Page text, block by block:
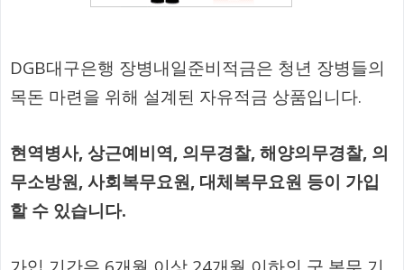
DGB대구은행 장병내일준비적금은 청년 장병들의
목돈 마련을 위해 설계된 자유적금 상품입니다.
현역병사, 상근예비역, 의무경찰, 해양의무경찰, 의
무소방원, 사회복무요원, 대체복무요원 등이 가입
할 수 있습니다.